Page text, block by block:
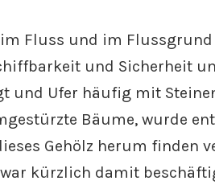
Fluss und im
und Sicherheit
und Ufer häufig mit
Bäume, wurde
Gehölz herum finden
kürzlich damit